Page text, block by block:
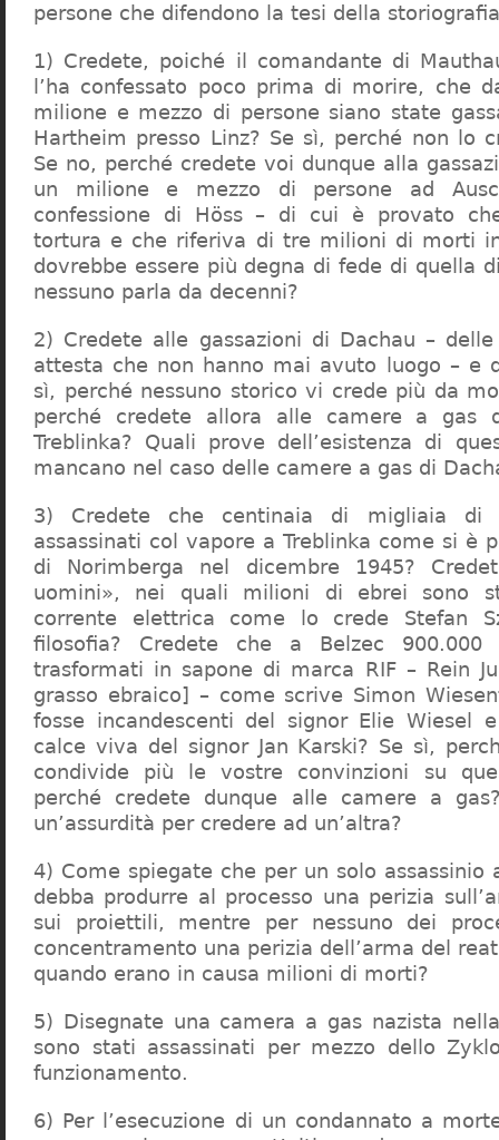
persone che difendono la tesi della
1) Credete, poiché il comandante di
l’ha confessato poco prima di morire, che
milione e mezzo di persone siano state
Hartheim presso Linz? Se sì, perché non lo
Se no, perché credete voi dunque alla
un milione e mezzo di persone ad
confessione di Höss – di cui è provato
tortura e che riferiva di tre milioni di morti
dovrebbe essere più degna di fede di quella
nessuno parla da decenni?
2) Credete alle gassazioni di Dachau –
attesta che non hanno mai avuto luogo – e
sì, perché nessuno storico vi crede più da
perché credete allora alle camere a gas
Treblinka? Quali prove dell’esistenza di
mancano nel caso delle camere a gas di
3) Credete che centinaia di migliaia di
assassinati col vapore a Treblinka come si è
di Norimberga nel dicembre 1945?
uomini», nei quali milioni di ebrei sono
corrente elettrica come lo crede Stefan
filosofia? Credete che a Belzec
trasformati in sapone di marca RIF – Rein
grasso ebraico] – come scrive Simon
fosse incandescenti del signor Elie Wiesel
calce viva del signor Jan Karski? Se sì,
condivide più le vostre convinzioni su
perché credete dunque alle camere a
un’assurdità per credere ad un’altra?
4) Come spiegate che per un solo assassinio
debba produrre al processo una perizia
sui proiettili, mentre per nessuno dei
concentramento una perizia dell’arma del
quando erano in causa milioni di morti?
5) Disegnate una camera a gas nazista
sono stati assassinati per mezzo dello
funzionamento.
6) Per l’esecuzione di un condannato a